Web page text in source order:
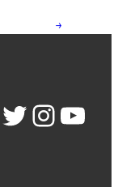
→
Twitter